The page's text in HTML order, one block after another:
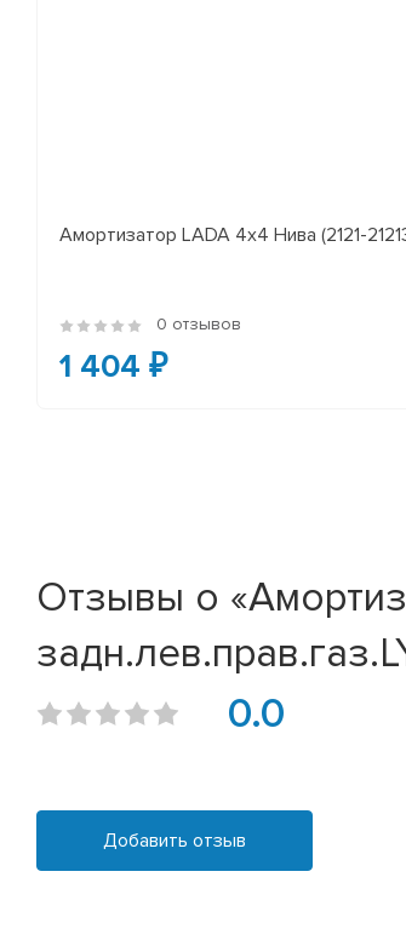
Амортизатор LADA 4x4 Нива (2121-
0 отзывов
1 404 ₽
Отзывы о
0.0
Добавить отзыв